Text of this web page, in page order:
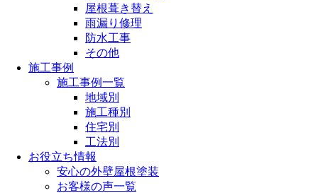
屋根葺き替え
雨漏り修理
防水工事
その他
施工事例
施工事例一覧
地域別
施工種別
住宅別
工法別
お役立ち情報
安心の外壁屋根塗装
お客様の声一覧